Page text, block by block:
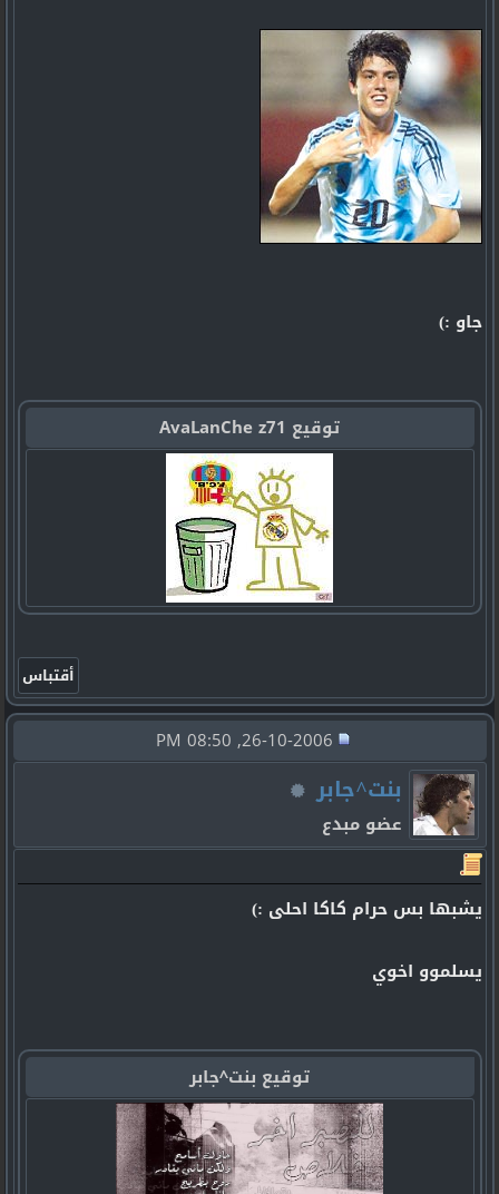
جاو :)
توقيع AvaLanChe z71
بنت^جابر
عضو مبدع
يشبها بس حرام كاكا احلى :)
يسلموو اخوي
توقيع بنت^جابر